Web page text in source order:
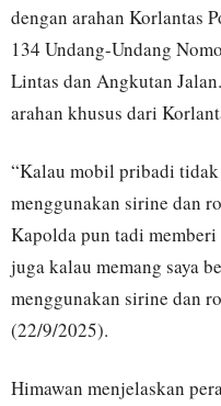
dengan arahan Korlantas
134 Undang-Undang
Lintas dan Angkutan
arahan khusus dari
“Kalau mobil pribadi
menggunakan sirine dan
Kapolda pun tadi
juga kalau memang saya
menggunakan sirine dan
(22/9/2025).
Himawan menjelaskan